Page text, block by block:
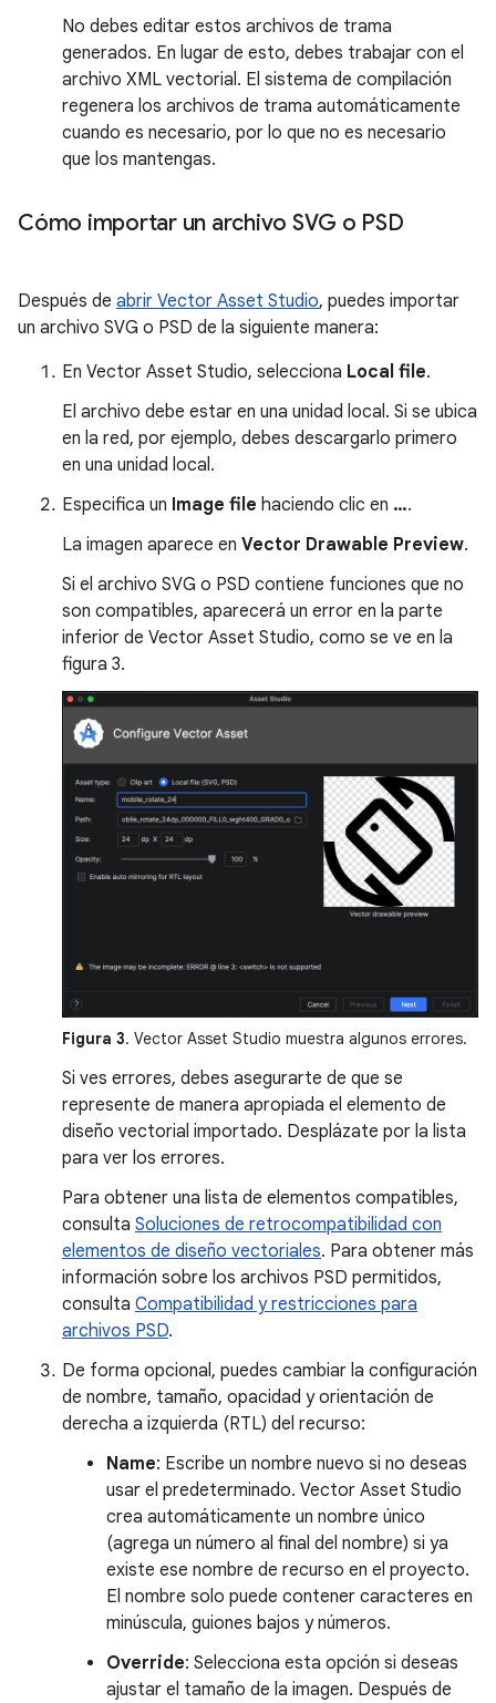
No debes editar estos archivos de trama
generados. En lugar de esto, debes trabajar con el
archivo XML vectorial. El sistema de compilación
regenera los archivos de trama automáticamente
cuando es necesario, por lo que no es necesario
que los mantengas.
Cómo importar un archivo SVG o PSD
Después de abrir Vector Asset Studio, puedes importar
un archivo SVG o PSD de la siguiente manera:
En Vector Asset Studio, selecciona Local file.
El archivo debe estar en una unidad local. Si se ubica
en la red, por ejemplo, debes descargarlo primero
en una unidad local.
Especifica un Image file haciendo clic en ….
La imagen aparece en Vector Drawable Preview.
Si el archivo SVG o PSD contiene funciones que no
son compatibles, aparecerá un error en la parte
inferior de Vector Asset Studio, como se ve en la
figura 3.
Figura 3. Vector Asset Studio muestra algunos errores.
Si ves errores, debes asegurarte de que se
represente de manera apropiada el elemento de
diseño vectorial importado. Desplázate por la lista
para ver los errores.
Para obtener una lista de elementos compatibles,
consulta Soluciones de retrocompatibilidad con
elementos de diseño vectoriales. Para obtener más
información sobre los archivos PSD permitidos,
consulta Compatibilidad y restricciones para
archivos PSD.
De forma opcional, puedes cambiar la configuración
de nombre, tamaño, opacidad y orientación de
derecha a izquierda (RTL) del recurso:
Name: Escribe un nombre nuevo si no deseas
usar el predeterminado. Vector Asset Studio
crea automáticamente un nombre único
(agrega un número al final del nombre) si ya
existe ese nombre de recurso en el proyecto.
El nombre solo puede contener caracteres en
minúscula, guiones bajos y números.
Override: Selecciona esta opción si deseas
ajustar el tamaño de la imagen. Después de